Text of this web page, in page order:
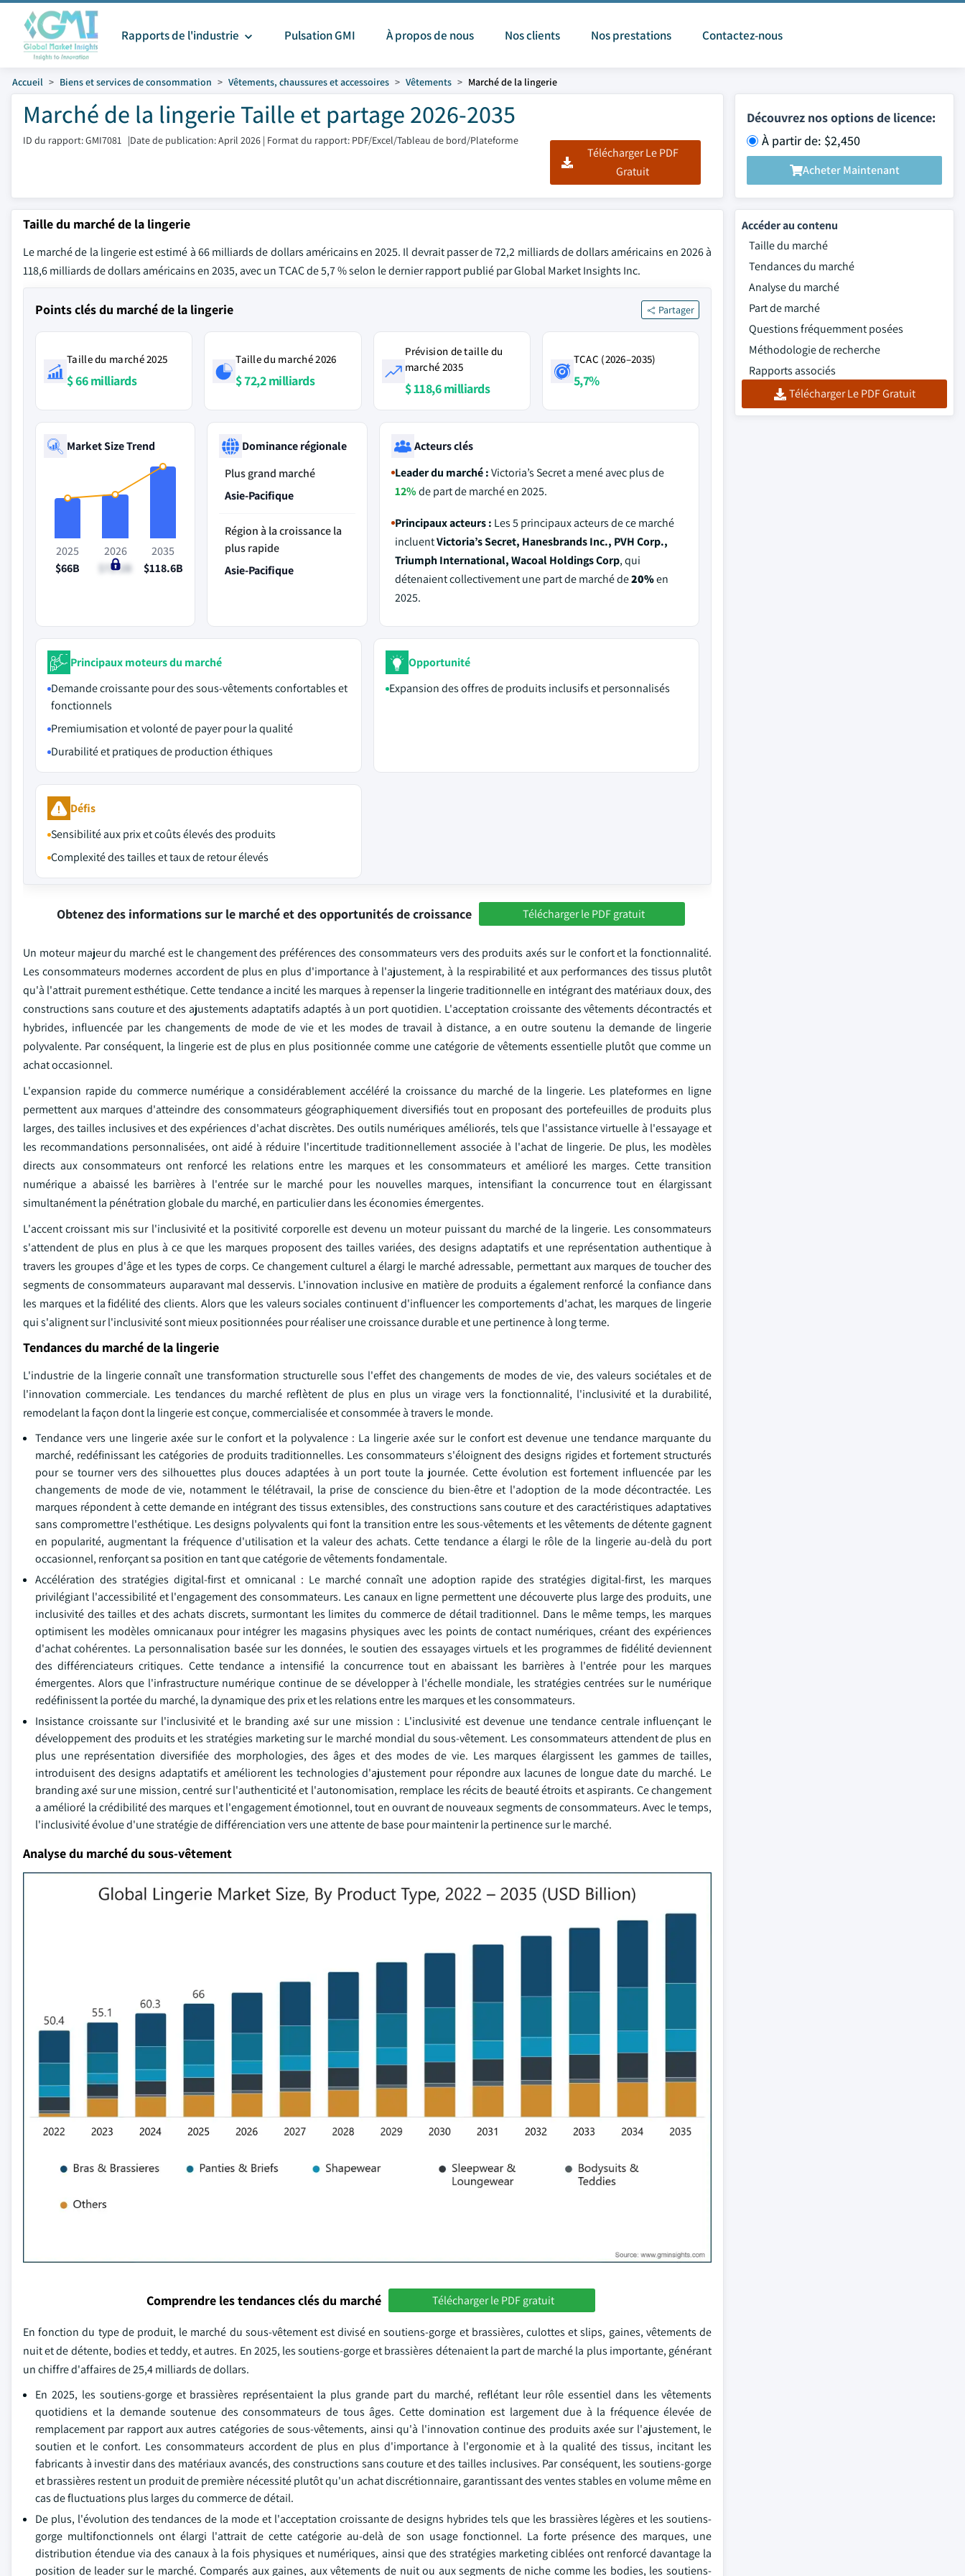
Rapports de l'industrie Pulsation GMI À propos de nous Nos clients Nos prestations Contactez-nous
Accueil Biens et services de consommation Vêtements, chaussures et accessoires Vêtements Marché de la lingerie
Marché de la lingerie Taille et partage 2026-2035
ID du rapport: GMI7081 |Date de publication: April 2026 | Format du rapport: PDF/Excel/Tableau de bord/Plateforme
Télécharger Le PDF
Gratuit
Découvrez nos options de licence:
À partir de: $2,450
Acheter Maintenant
Taille du marché de la lingerie
Le marché de la lingerie est estimé à 66 milliards de dollars américains en 2025. Il devrait passer de 72,2 milliards de dollars américains en 2026 à
118,6 milliards de dollars américains en 2035, avec un TCAC de 5,7 % selon le dernier rapport publié par Global Market Insights Inc.
Points clés du marché de la lingerie Partager
Taille du marché 2025
$ 66 milliards
Taille du marché 2026
$ 72,2 milliards
Prévision de taille du
marché 2035
$ 118,6 milliards
TCAC (2026–2035)
5,7%
Market Size Trend
2025
$66B
2026
$72.2B
2035
$118.6B
Dominance régionale
Plus grand marché
Asie-Pacifique
Région à la croissance la
plus rapide
Asie-Pacifique
Acteurs clés
Leader du marché :Victoria’s Secret a mené avec plus de
12%de part de marché en 2025.
Principaux acteurs : Les 5 principaux acteurs de ce marché
incluentVictoria’s Secret, Hanesbrands Inc., PVH Corp.,
Triumph International, Wacoal Holdings Corp, qui
détenaient collectivement une part de marché de20%en
2025.
Principaux moteurs du marché
Demande croissante pour des sous-vêtements confortables et
fonctionnels
Premiumisation et volonté de payer pour la qualité
Durabilité et pratiques de production éthiques
Opportunité
Expansion des offres de produits inclusifs et personnalisés
Défis
Sensibilité aux prix et coûts élevés des produits
Complexité des tailles et taux de retour élevés
Obtenez des informations sur le marché et des opportunités de croissance Télécharger le PDF gratuit
Un moteur majeur du marché est le changement des préférences des consommateurs vers des produits axés sur le confort et la fonctionnalité.
Les consommateurs modernes accordent de plus en plus d'importance à l'ajustement, à la respirabilité et aux performances des tissus plutôt
qu'à l'attrait purement esthétique. Cette tendance a incité les marques à repenser la lingerie traditionnelle en intégrant des matériaux doux, des
constructions sans couture et des ajustements adaptatifs adaptés à un port quotidien. L'acceptation croissante des vêtements décontractés et
hybrides, influencée par les changements de mode de vie et les modes de travail à distance, a en outre soutenu la demande de lingerie
polyvalente. Par conséquent, la lingerie est de plus en plus positionnée comme une catégorie de vêtements essentielle plutôt que comme un
achat occasionnel.
L'expansion rapide du commerce numérique a considérablement accéléré la croissance du marché de la lingerie. Les plateformes en ligne
permettent aux marques d'atteindre des consommateurs géographiquement diversifiés tout en proposant des portefeuilles de produits plus
larges, des tailles inclusives et des expériences d'achat discrètes. Des outils numériques améliorés, tels que l'assistance virtuelle à l'essayage et
les recommandations personnalisées, ont aidé à réduire l'incertitude traditionnellement associée à l'achat de lingerie. De plus, les modèles
directs aux consommateurs ont renforcé les relations entre les marques et les consommateurs et amélioré les marges. Cette transition
numérique a abaissé les barrières à l'entrée sur le marché pour les nouvelles marques, intensifiant la concurrence tout en élargissant
simultanément la pénétration globale du marché, en particulier dans les économies émergentes.
L'accent croissant mis sur l'inclusivité et la positivité corporelle est devenu un moteur puissant du marché de la lingerie. Les consommateurs
s'attendent de plus en plus à ce que les marques proposent des tailles variées, des designs adaptatifs et une représentation authentique à
travers les groupes d'âge et les types de corps. Ce changement culturel a élargi le marché adressable, permettant aux marques de toucher des
segments de consommateurs auparavant mal desservis. L'innovation inclusive en matière de produits a également renforcé la confiance dans
les marques et la fidélité des clients. Alors que les valeurs sociales continuent d'influencer les comportements d'achat, les marques de lingerie
qui s'alignent sur l'inclusivité sont mieux positionnées pour réaliser une croissance durable et une pertinence à long terme.
Tendances du marché de la lingerie
L'industrie de la lingerie connaît une transformation structurelle sous l'effet des changements de modes de vie, des valeurs sociétales et de
l'innovation commerciale. Les tendances du marché reflètent de plus en plus un virage vers la fonctionnalité, l'inclusivité et la durabilité,
remodelant la façon dont la lingerie est conçue, commercialisée et consommée à travers le monde.
Tendance vers une lingerie axée sur le confort et la polyvalence : La lingerie axée sur le confort est devenue une tendance marquante du
marché, redéfinissant les catégories de produits traditionnelles. Les consommateurs s'éloignent des designs rigides et fortement structurés
pour se tourner vers des silhouettes plus douces adaptées à un port toute la journée. Cette évolution est fortement influencée par les
changements de mode de vie, notamment le télétravail, la prise de conscience du bien-être et l'adoption de la mode décontractée. Les
marques répondent à cette demande en intégrant des tissus extensibles, des constructions sans couture et des caractéristiques adaptatives
sans compromettre l'esthétique. Les designs polyvalents qui font la transition entre les sous-vêtements et les vêtements de détente gagnent
en popularité, augmentant la fréquence d'utilisation et la valeur des achats. Cette tendance a élargi le rôle de la lingerie au-delà du port
occasionnel, renforçant sa position en tant que catégorie de vêtements fondamentale.
Accélération des stratégies digital-first et omnicanal : Le marché connaît une adoption rapide des stratégies digital-first, les marques
privilégiant l'accessibilité et l'engagement des consommateurs. Les canaux en ligne permettent une découverte plus large des produits, une
inclusivité des tailles et des achats discrets, surmontant les limites du commerce de détail traditionnel. Dans le même temps, les marques
optimisent les modèles omnicanaux pour intégrer les magasins physiques avec les points de contact numériques, créant des expériences
d'achat cohérentes. La personnalisation basée sur les données, le soutien des essayages virtuels et les programmes de fidélité deviennent
des différenciateurs critiques. Cette tendance a intensifié la concurrence tout en abaissant les barrières à l'entrée pour les marques
émergentes. Alors que l'infrastructure numérique continue de se développer à l'échelle mondiale, les stratégies centrées sur le numérique
redéfinissent la portée du marché, la dynamique des prix et les relations entre les marques et les consommateurs.
Insistance croissante sur l'inclusivité et le branding axé sur une mission : L'inclusivité est devenue une tendance centrale influençant le
développement des produits et les stratégies marketing sur le marché mondial du sous-vêtement. Les consommateurs attendent de plus en
plus une représentation diversifiée des morphologies, des âges et des modes de vie. Les marques élargissent les gammes de tailles,
introduisent des designs adaptatifs et améliorent les technologies d'ajustement pour répondre aux lacunes de longue date du marché. Le
branding axé sur une mission, centré sur l'authenticité et l'autonomisation, remplace les récits de beauté étroits et aspirants. Ce changement
a amélioré la crédibilité des marques et l'engagement émotionnel, tout en ouvrant de nouveaux segments de consommateurs. Avec le temps,
l'inclusivité évolue d'une stratégie de différenciation vers une attente de base pour maintenir la pertinence sur le marché.
Analyse du marché du sous-vêtement
Comprendre les tendances clés du marché Télécharger le PDF gratuit
En fonction du type de produit, le marché du sous-vêtement est divisé en soutiens-gorge et brassières, culottes et slips, gaines, vêtements de
nuit et de détente, bodies et teddy, et autres. En 2025, les soutiens-gorge et brassières détenaient la part de marché la plus importante, générant
un chiffre d'affaires de 25,4 milliards de dollars.
En 2025, les soutiens-gorge et brassières représentaient la plus grande part du marché, reflétant leur rôle essentiel dans les vêtements
quotidiens et la demande soutenue des consommateurs de tous âges. Cette domination est largement due à la fréquence élevée de
remplacement par rapport aux autres catégories de sous-vêtements, ainsi qu'à l'innovation continue des produits axée sur l'ajustement, le
soutien et le confort. Les consommateurs accordent de plus en plus d'importance à l'ergonomie et à la qualité des tissus, incitant les
fabricants à investir dans des matériaux avancés, des constructions sans couture et des tailles inclusives. Par conséquent, les soutiens-gorge
et brassières restent un produit de première nécessité plutôt qu'un achat discrétionnaire, garantissant des ventes stables en volume même en
cas de fluctuations plus larges du commerce de détail.
De plus, l'évolution des tendances de la mode et l'acceptation croissante de designs hybrides tels que les brassières légères et les soutiens-
gorge multifonctionnels ont élargi l'attrait de cette catégorie au-delà de son usage fonctionnel. La forte présence des marques, une
distribution étendue via des canaux à la fois physiques et numériques, ainsi que des stratégies marketing ciblées ont renforcé davantage la
position de leader sur le marché. Comparés aux gaines, aux vêtements de nuit ou aux segments de niche comme les bodies, les soutiens-
Accéder au contenu
Taille du marché
Tendances du marché
Analyse du marché
Part de marché
Questions fréquemment posées
Méthodologie de recherche
Rapports associés
Télécharger Le PDF Gratuit